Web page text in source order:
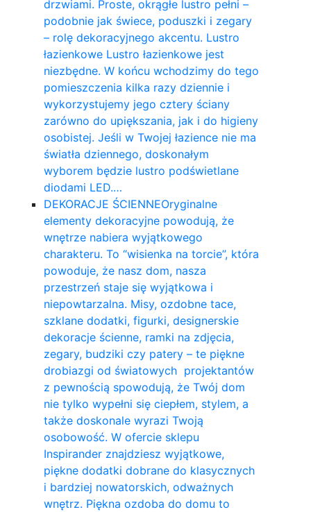
drzwiami. Proste, okrągłe lustro pełni –
podobnie jak świece, poduszki i zegary
– rolę dekoracyjnego akcentu. Lustro
łazienkowe Lustro łazienkowe jest
niezbędne. W końcu wchodzimy do tego
pomieszczenia kilka razy dziennie i
wykorzystujemy jego cztery ściany
zarówno do upiększania, jak i do higieny
osobistej. Jeśli w Twojej łazience nie ma
światła dziennego, doskonałym
wyborem będzie lustro podświetlane
diodami LED.…
DEKORACJE ŚCIENNEOryginalne
elementy dekoracyjne powodują, że
wnętrze nabiera wyjątkowego
charakteru. To “wisienka na torcie”, która
powoduje, że nasz dom, nasza
przestrzeń staje się wyjątkowa i
niepowtarzalna. Misy, ozdobne tace,
szklane dodatki, figurki, designerskie
dekoracje ścienne, ramki na zdjęcia,
zegary, budziki czy patery – te piękne
drobiazgi od światowych projektantów
z pewnością spowodują, że Twój dom
nie tylko wypełni się ciepłem, stylem, a
także doskonale wyrazi Twoją
osobowość. W ofercie sklepu
Inspirander znajdziesz wyjątkowe,
piękne dodatki dobrane do klasycznych
i bardziej nowatorskich, odważnych
wnętrz. Piękna ozdoba do domu to